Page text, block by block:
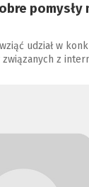
pomysły
udział w
z